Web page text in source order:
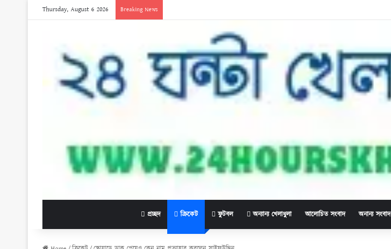
Thursday, August 6 2026 Breaking News
প্রচ্ছদ ক্রিকেট ফুটবল অন্যান্য খেলাধুলা আলোচিত সংবাদ অনান্য সংবাদ